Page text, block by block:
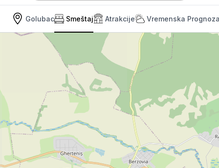
Golubac Smeštaj Atrakcije Vremenska